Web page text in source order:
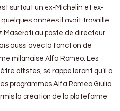
surtout un ex-Michelin et ex-
quelques années il avait travaillé
Maserati au poste de directeur
aussi avec la fonction de
milanaise Alfa Romeo. Les
alfistes, se rappelleront qu’il a
programmes Alfa Romeo Giulia
la création de la plateforme